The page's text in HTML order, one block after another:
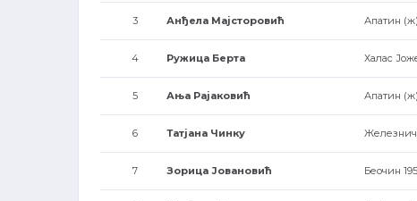
3 Анђела Мајсторовић Апатин (ж)
4 Ружица Берта Халас
5 Ања Рајаковић Апатин (ж)
6 Татјана Чинку
7 Зорица Јовановић Беочин